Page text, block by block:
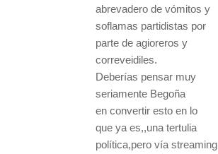
abrevadero de vómitos y
soflamas partidistas por
parte de agioreros y
correveidiles.
Deberías pensar muy
seriamente Begoña
en convertir esto en lo
que ya es,,una tertulia
política,pero vía streaming